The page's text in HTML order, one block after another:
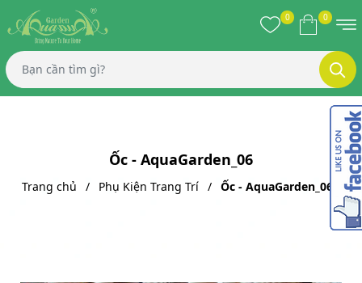
0 0
Ốc - AquaGarden_06
Trang chủ Phụ Kiện Trang Trí Ốc - AquaGarden_06